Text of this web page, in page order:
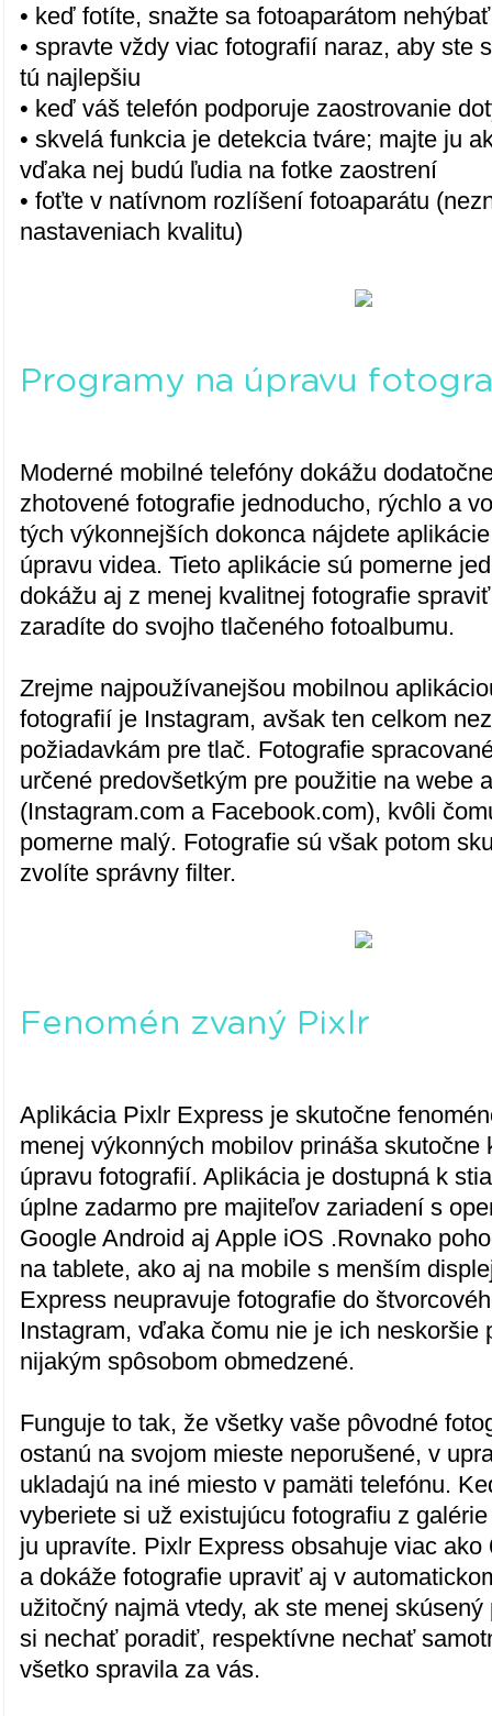
• keď fotíte, snažte sa fotoaparátom nehýbať
• spravte vždy viac fotografií naraz, aby ste
tú najlepšiu
• keď váš telefón podporuje zaostrovanie
• skvelá funkcia je detekcia tváre; majte ju
vďaka nej budú ľudia na fotke zaostrení
• foťte v natívnom rozlíšení fotoaparátu
nastaveniach kvalitu)
Programy na úpravu
Moderné mobilné telefóny dokážu
zhotovené fotografie jednoducho, rýchlo a
tých výkonnejších dokonca nájdete
úpravu videa. Tieto aplikácie sú pomerne
dokážu aj z menej kvalitnej fotografie
zaradíte do svojho tlačeného fotoalbumu.
Zrejme najpoužívanejšou mobilnou
fotografií je Instagram, avšak ten celkom
požiadavkám pre tlač. Fotografie
určené predovšetkým pre použitie na webe
(Instagram.com a Facebook.com), kvôli
pomerne malý. Fotografie sú však potom
zvolíte správny filter.
Fenomén zvaný Pixlr
Aplikácia Pixlr Express je skutočne
menej výkonných mobilov prináša skutočne
úpravu fotografií. Aplikácia je dostupná k
úplne zadarmo pre majiteľov zariadení s
Google Android aj Apple iOS .Rovnako
na tablete, ako aj na mobile s menším
Express neupravuje fotografie do
Instagram, vďaka čomu nie je ich neskoršie
nijakým spôsobom obmedzené.
Funguje to tak, že všetky vaše pôvodné
ostanú na svojom mieste neporušené, v
ukladajú na iné miesto v pamäti telefónu.
vyberiete si už existujúcu fotografiu z
ju upravíte. Pixlr Express obsahuje viac ako
a dokáže fotografie upraviť aj v
užitočný najmä vtedy, ak ste menej
si nechať poradiť, respektívne nechať
všetko spravila za vás.